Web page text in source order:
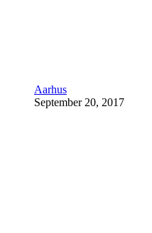
Aarhus
September 20, 2017